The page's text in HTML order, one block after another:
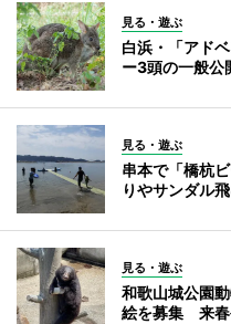
見る・遊ぶ
白浜・「アド
ー3頭の一般公
見る・遊ぶ
串本で「橋杭
りやサンダル
見る・遊ぶ
和歌山城公園
絵を募集 来春